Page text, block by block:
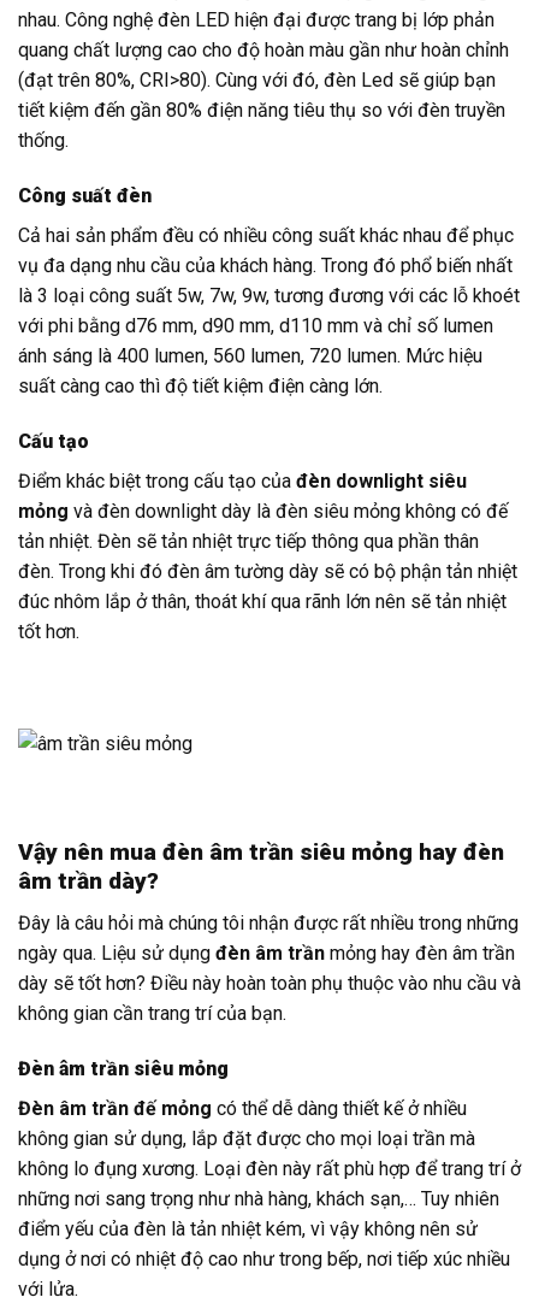
nhau. Công nghệ đèn LED hiện đại được trang bị lớp phản
quang chất lượng cao cho độ hoàn màu gần như hoàn chỉnh
(đạt trên 80%, CRI>80). Cùng với đó, đèn Led sẽ giúp bạn
tiết kiệm đến gần 80% điện năng tiêu thụ so với đèn truyền
thống.
Công suất đèn
Cả hai sản phẩm đều có nhiều công suất khác nhau để phục
vụ đa dạng nhu cầu của khách hàng. Trong đó phổ biến nhất
là 3 loại công suất 5w, 7w, 9w, tương đương với các lỗ khoét
với phi bằng d76 mm, d90 mm, d110 mm và chỉ số lumen
ánh sáng là 400 lumen, 560 lumen, 720 lumen. Mức hiệu
suất càng cao thì độ tiết kiệm điện càng lớn.
Cấu tạo
Điểm khác biệt trong cấu tạo của đèn downlight siêu
mỏng và đèn downlight dày là đèn siêu mỏng không có đế
tản nhiệt. Đèn sẽ tản nhiệt trực tiếp thông qua phần thân
đèn. Trong khi đó đèn âm tường dày sẽ có bộ phận tản nhiệt
đúc nhôm lắp ở thân, thoát khí qua rãnh lớn nên sẽ tản nhiệt
tốt hơn.
Vậy nên mua đèn âm trần siêu mỏng hay đèn
âm trần dày?
Đây là câu hỏi mà chúng tôi nhận được rất nhiều trong những
ngày qua. Liệu sử dụng đèn âm trần mỏng hay đèn âm trần
dày sẽ tốt hơn? Điều này hoàn toàn phụ thuộc vào nhu cầu và
không gian cần trang trí của bạn.
Đèn âm trần siêu mỏng
Đèn âm trần đế mỏng có thể dễ dàng thiết kế ở nhiều
không gian sử dụng, lắp đặt được cho mọi loại trần mà
không lo đụng xương. Loại đèn này rất phù hợp để trang trí ở
những nơi sang trọng như nhà hàng, khách sạn,… Tuy nhiên
điểm yếu của đèn là tản nhiệt kém, vì vậy không nên sử
dụng ở nơi có nhiệt độ cao như trong bếp, nơi tiếp xúc nhiều
với lửa.